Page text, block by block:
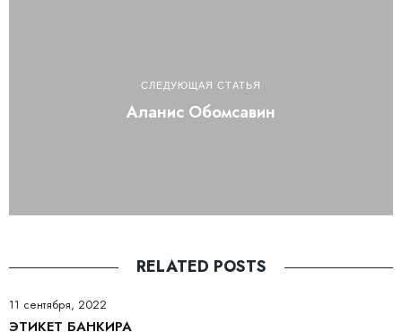
СЛЕДУЮЩАЯ СТАТЬЯ
Аланис Обомсавин
RELATED POSTS
11 сентября, 2022
ЭТИКЕТ БАНКИРА